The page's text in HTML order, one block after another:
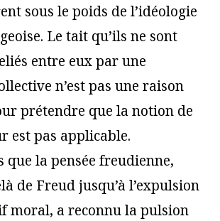
sous le poids de l’idéologie
Le tait qu’ils ne sont
entre eux par une
n’est pas une raison
prétendre que la notion de
est pas applicable.
que la pensée freudienne,
de Freud jusqu’à l’expulsion
moral, a reconnu la pulsion